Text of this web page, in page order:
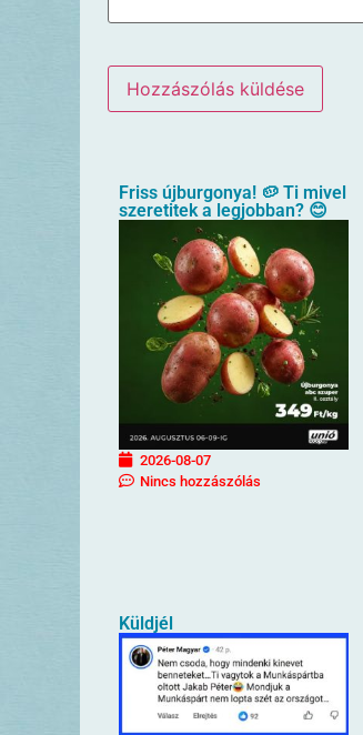
Friss újburgonya! 🥔 Ti mivel
szeretitek a legjobban? 😊
2026-08-07
Nincs hozzászólás
Küldjél